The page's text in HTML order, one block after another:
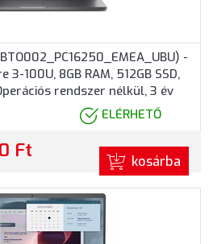
-
3-100U, 8GB RAM, 512GB SSD,
rendszer nélkül, 3 év
ELÉRHETŐ
Ft kosárba